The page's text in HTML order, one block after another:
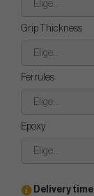
Elige...
Grip Thickness
Elige...
Ferrules
Elige...
Epoxy
Elige...
Delivery